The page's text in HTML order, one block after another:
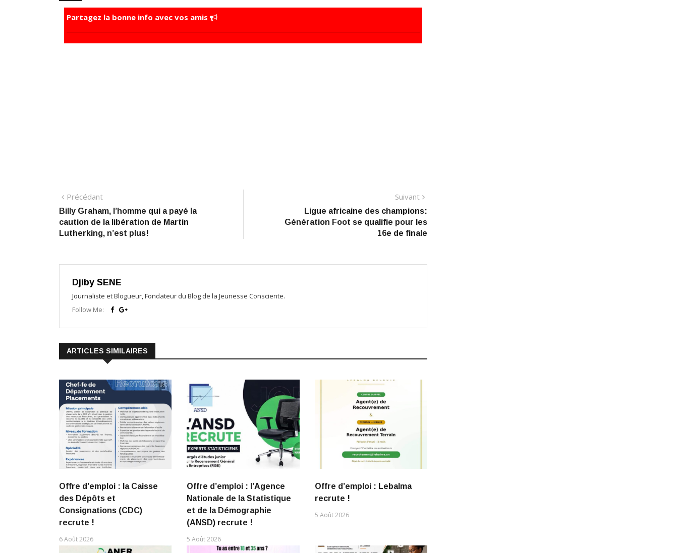
Partagez la bonne info avec vos amis
Navigation
de
l’article
PrécédantPrécédant:
Billy Graham, l’homme qui a payé la
caution de la libération de Martin
Lutherking, n’est plus!
Suivant
Ligue africaine des champions:
Génération Foot se qualifie pour les
16e de finale
Djiby SENE
Journaliste et Blogueur, Fondateur du Blog de la Jeunesse Consciente.
Follow Me:
ARTICLES SIMILAIRES
Offre d’emploi : la Caisse
des Dépôts et
Consignations (CDC)
recrute !
6 Août 2026
Offre d’emploi : l’Agence
Nationale de la Statistique
et de la Démographie
(ANSD) recrute !
5 Août 2026
Offre d’emploi : Lebalma
recrute !
5 Août 2026